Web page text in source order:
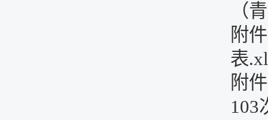
（
附
表
附
103